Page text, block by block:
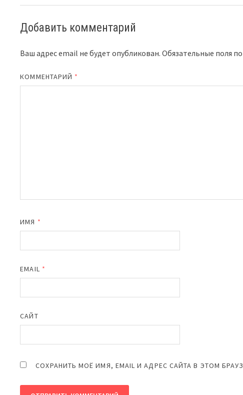
Добавить комментарий
Ваш адрес email не будет опубликован. Обязательные поля
КОММЕНТАРИЙ *
ИМЯ *
EMAIL *
САЙТ
СОХРАНИТЬ МОЁ ИМЯ, EMAIL И АДРЕС САЙТА В ЭТОМ